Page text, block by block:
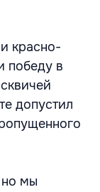
красно-
победу в
допустил
но мы